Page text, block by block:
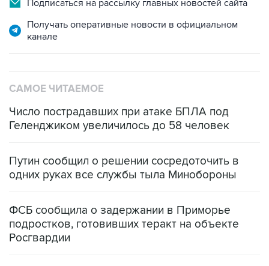
Подписаться на рассылку главных новостей сайта
Получать оперативные новости в официальном
канале
САМОЕ ЧИТАЕМОЕ
Число пострадавших при атаке БПЛА под
Геленджиком увеличилось до 58 человек
Путин сообщил о решении сосредоточить в
одних руках все службы тыла Минобороны
ФСБ сообщила о задержании в Приморье
подростков, готовивших теракт на объекте
Росгвардии